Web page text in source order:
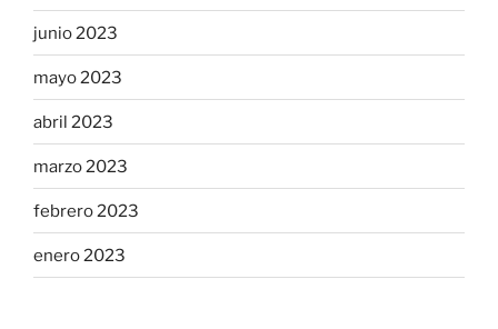
junio 2023
mayo 2023
abril 2023
marzo 2023
febrero 2023
enero 2023